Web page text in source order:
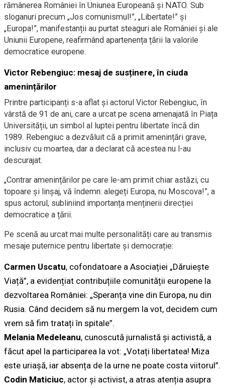
rămânerea României în Uniunea Europeană și NATO. Sub
sloganuri precum „Jos comunismul!”, „Libertate!” și
„Europa!”, manifestanții au purtat steaguri ale României și ale
Uniunii Europene, reafirmând apartenența țării la valorile
democratice europene.
Victor Rebengiuc: mesaj de susținere, în ciuda
amenințărilor
Printre participanți s-a aflat și actorul Victor Rebengiuc, în
vârstă de 91 de ani, care a urcat pe scena amenajată în Piața
Universității, un simbol al luptei pentru libertate încă din
1989. Rebengiuc a dezvăluit că a primit amenințări grave,
inclusiv cu moartea, dar a declarat că acestea nu l-au
descurajat.
„Contrar amenințărilor pe care le-am primit chiar astăzi, cu
topoare și linșaj, vă îndemn: alegeți Europa, nu Moscova!”, a
spus actorul, subliniind importanța menținerii direcției
democratice a țării.
Pe scenă au urcat mai multe personalități care au transmis
mesaje puternice pentru libertate și democrație:
Carmen Uscatu, cofondatoare a Asociației „Dăruiește
Viață”, a evidențiat contribuțiile comunității europene la
dezvoltarea României: „Speranța vine din Europa, nu din
Rusia. Când decidem să nu mergem la vot, decidem cum
vrem să fim tratați în spitale”.
Melania Medeleanu, cunoscută jurnalistă și activistă, a
făcut apel la participarea la vot: „Votați libertatea! Miza
este uriașă, iar absența de la urne ne poate costa viitorul”.
Codin Maticiuc, actor și activist, a atras atenția asupra